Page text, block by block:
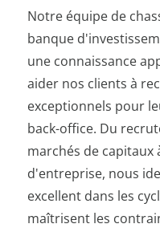
Notre équipe de
banque
une connaissance
aider nos clients à
exceptionnels pour
back-office. Du
marchés de capitaux
d'entreprise, nous
excellent dans les
maîtrisent les